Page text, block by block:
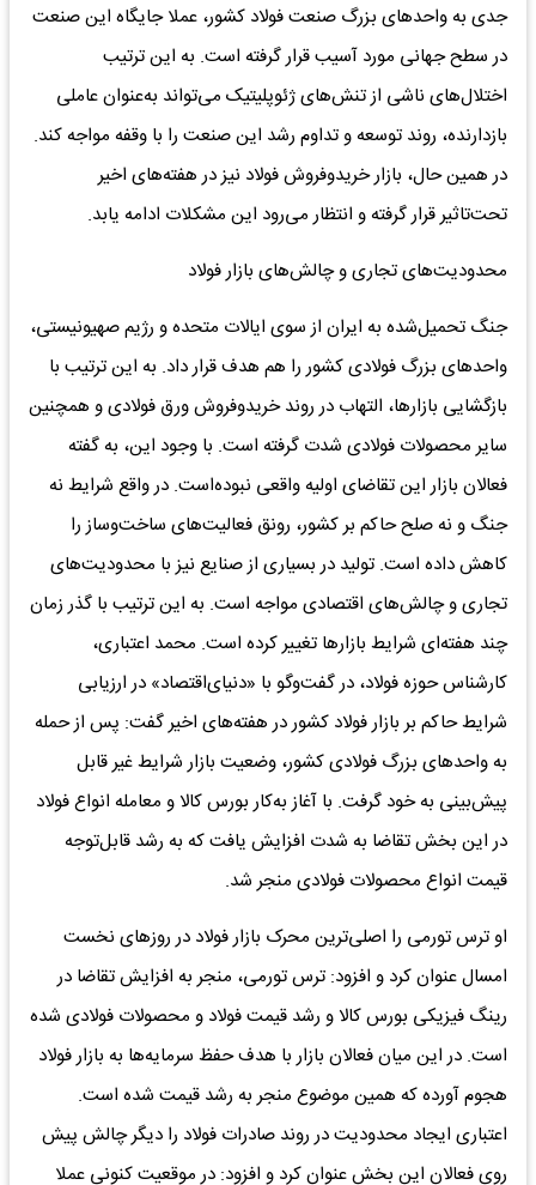
جدی به واحدهای بزرگ صنعت فولاد کشور، عملا جایگاه این صنعت
در سطح جهانی مورد آسیب قرار گرفته است. به این ترتیب
اختلال‌های ناشی‌ از تنش‌های ژئوپلیتیک‌ می‌تواند به‌عنوان عاملی‌
بازدارند‌ه، روند توسعه‌ و تداوم رشد این‌ صنعت‌ را با وقفه‌ مواجه‌ کند.
در همین حال، بازار خریدوفروش فولاد نیز در هفته‌های اخیر
تحت‌تاثیر قرار گرفته و انتظار می‌رود این مشکلات ادامه یابد.
محدودیت‌های تجاری و چالش‌های بازار فولاد
جنگ تحمیل‌شده به ایران از سوی ایالات متحده و رژیم صهیونیستی،
واحدهای بزرگ فولادی کشور را هم هدف قرار داد. به این ترتیب با
بازگشایی بازارها، التهاب در روند خریدوفروش ورق فولادی و همچنین
سایر محصولات فولادی شدت گرفته است. با وجود این، به گفته
فعالان بازار این تقاضای اولیه واقعی نبوده‌است. در واقع شرایط نه
جنگ و نه صلح حاکم بر کشور، رونق فعالیت‌های ساخت‌وساز را
کاهش داده است. تولید در بسیاری از صنایع نیز با محدودیت‌های
تجاری و چالش‌های اقتصادی مواجه است. به این ترتیب با گذر زمان
چند هفته‌ای شرایط بازارها تغییر کرده است. محمد اعتباری،
کارشناس حوزه فولاد، در گفت‌وگو با «دنیای‌اقتصاد» در ارزیابی
شرایط حاکم بر بازار فولاد کشور در هفته‌های اخیر گفت: پس از حمله
به واحدهای بزرگ فولادی کشور، وضعیت بازار شرایط غیر قابل
پیش‌بینی به خود گرفت. با آغاز به‌کار بورس کالا و معامله انواع فولاد
در این بخش تقاضا به شدت افزایش یافت که به رشد قابل‌توجه
قیمت انواع محصولات فولادی منجر شد.
او ترس تورمی را اصلی‌ترین محرک بازار فولاد در روزهای نخست
امسال عنوان کرد و افزود: ترس تورمی، منجر به افزایش تقاضا در
رینگ فیزیکی بورس کالا و رشد قیمت فولاد و محصولات فولادی شده
است. در این میان فعالان بازار با هدف حفظ سرمایه‌ها به بازار فولاد
هجوم آورده که همین موضوع منجر به رشد قیمت شده است.
اعتباری ایجاد محدودیت در روند صادرات فولاد را دیگر چالش پیش
روی فعالان این بخش عنوان کرد و افزود: در موقعیت کنونی عملا